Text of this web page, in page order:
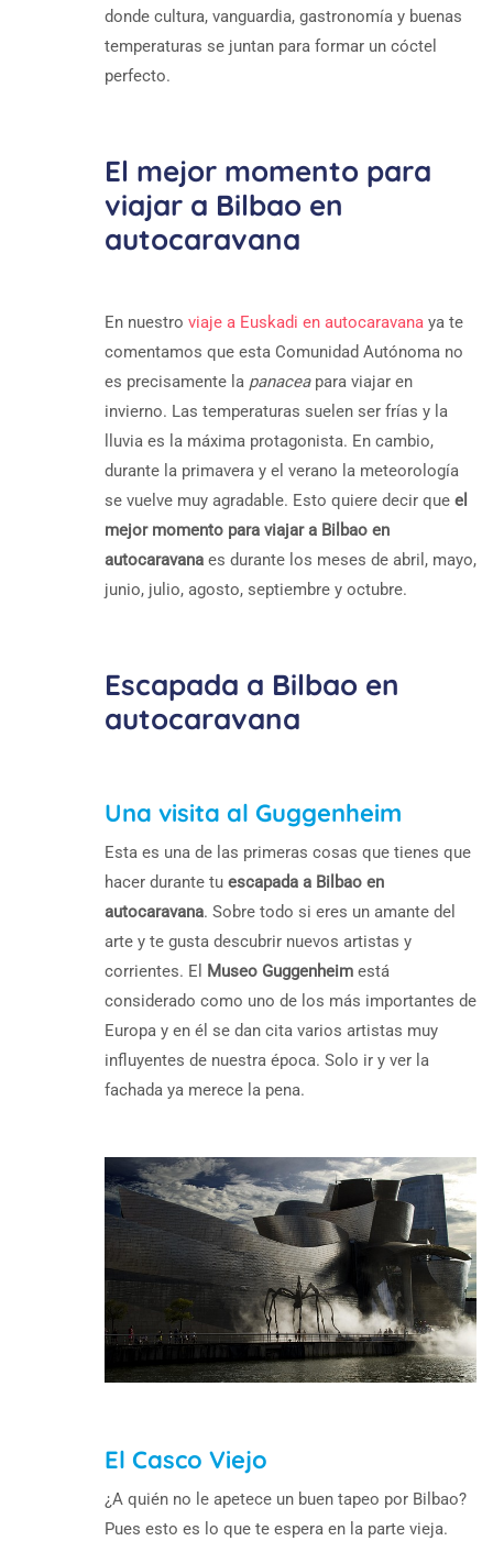
donde cultura, vanguardia, gastronomía y buenas
temperaturas se juntan para formar un cóctel
perfecto.
El mejor momento para
viajar a Bilbao en
autocaravana
En nuestro viaje a Euskadi en autocaravana ya te
comentamos que esta Comunidad Autónoma no
es precisamente la panaceapara viajar en
invierno. Las temperaturas suelen ser frías y la
lluvia es la máxima protagonista. En cambio,
durante la primavera y el verano la meteorología
se vuelve muy agradable. Esto quiere decir que el
mejor momento para viajar a Bilbao en
autocaravana es durante los meses de abril, mayo,
junio, julio, agosto, septiembre y octubre.
Escapada a Bilbao en
autocaravana
Una visita al Guggenheim
Esta es una de las primeras cosas que tienes que
hacer durante tu escapada a Bilbao en
autocaravana. Sobre todo si eres un amante del
arte y te gusta descubrir nuevos artistas y
corrientes. El
Museo Guggenheim está
considerado como uno de los más importantes de
Europa y en él se dan cita varios artistas muy
influyentes de nuestra época. Solo ir y ver la
fachada ya merece la pena.
El Casco Viejo
¿A quién no le apetece un buen tapeo por Bilbao?
Pues esto es lo que te espera en la parte vieja.